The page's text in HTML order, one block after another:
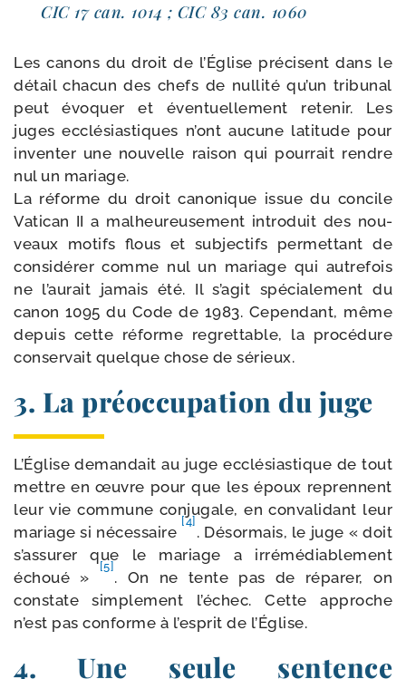
CIC 17 can. 1014 ; CIC 83 can. 1060
Les canons du droit de l’Église pré­cisent dans le
détail cha­cun des chefs de nul­li­té qu’un tri­bu­nal
peut évo­quer et éven­tuel­le­ment rete­nir. Les
juges ecclé­sias­tiques n’ont aucune lati­tude pour
inven­ter une nou­velle rai­son qui pour­rait rendre
nul un mariage.
La réforme du droit cano­nique issue du concile
Vatican II a mal­heu­reu­se­ment intro­duit des nou­
veaux motifs flous et sub­jec­tifs per­met­tant de
consi­dé­rer comme nul un mariage qui autre­fois
ne l’au­rait jamais été. Il s’agit spé­cia­le­ment du
canon 1095 du Code de 1983. Cependant, même
depuis cette réforme regret­table, la pro­cé­dure
conser­vait quelque chose de sérieux.
3. La préoccupation du juge
L’Église deman­dait au juge ecclé­sias­tique de tout
mettre en œuvre pour que les époux reprennent
leur vie com­mune conju­gale, en conva­li­dant leur
mariage si néces­saire
[4]
. Désormais, le juge « doit
s’as­su­rer que le mariage a irré­mé­dia­ble­ment
échoué »
[5]
. On ne tente pas de répa­rer, on
constate sim­ple­ment l’é­chec. Cette approche
n’est pas conforme à l’esprit de l’Église.
4. Une seule sentence